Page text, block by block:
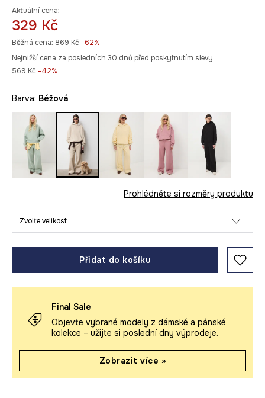
Aktuální cena:
329 Kč
Běžná cena: 869 Kč -62%
Nejnižší cena za posledních 30 dnů před poskytnutím slevy:
569 Kč -42%
Barva: béžová
Prohlédněte si rozměry produktu
Zvolte velikost
Přidat do košíku
Final Sale
Objevte vybrané modely z dámské a pánské
kolekce – užijte si poslední dny výprodeje.
Zobrazit více »